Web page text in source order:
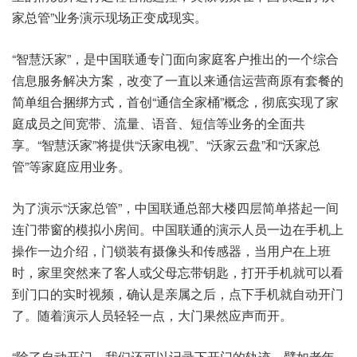
家总管”业务演示现场正变成现实。
“智慧沃家”，是中国联通专门面向家庭客户推出的一个综合
信息服务解决方案，改变了一直以来通信运营商原有套餐的
简单组合捆绑方式，首创“通信全家桶”概念，彻底实现了家
庭成员之间宽带、流量、语音、短信等业务的全面共
享。“智慧沃家”将提供“沃家电视”、“沃家云盘”和“沃家总
管”等家庭应用业务。
为了演示“沃家总管”，中国联通总部大楼四层简单搭起一间
连门带窗的模拟小房间。中国联通的演示人员一边在手机上
操作一边介绍，门锁装有摄像头和传感器，当用户在上班
时，家里突然来了客人或父母忘带钥匙，打开手机就可以看
到门口的实时视频，确认是亲属之后，点下手机就自动开门
了。随着演示人员轻轻一点，大门果然应声而开。